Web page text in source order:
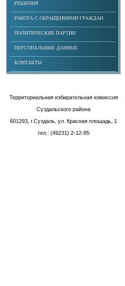
РЕШЕНИЯ
РАБОТА С ОБРАЩЕНИЯМИ ГРАЖДАН
ПОЛИТИЧЕСКИЕ ПАРТИИ
ПЕРСОНАЛЬНЫЕ ДАННЫЕ
КОНТАКТЫ
Территориальная избирательная комиссия
Суздальского района
601293, г.Суздаль, ул. Красная площадь, 1
тел.: (49231) 2-12-85